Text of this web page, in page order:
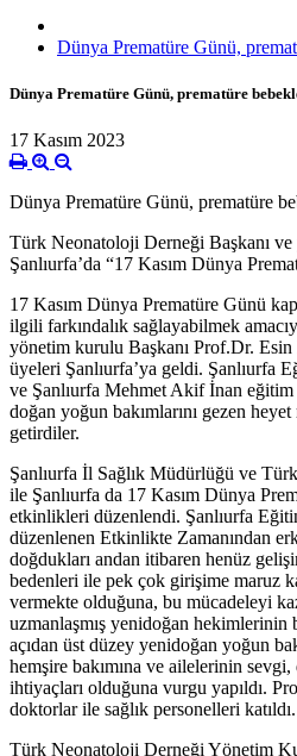
Dünya Prematüre Günü,
Dünya Prematüre Günü, prematüre
17 Kasım 2023
Dünya Prematüre Günü, prematüre
Türk Neonatoloji Derneği Başkanı
Şanlıurfa’da “17 Kasım Dünya
17 Kasım Dünya Prematüre Günü
ilgili farkındalık sağlayabilmek
yönetim kurulu Başkanı Prof.Dr.
üyeleri Şanlıurfa’ya geldi. Şanlıurfa
ve Şanlıurfa Mehmet Akif İnan eğitim
doğan yoğun bakımlarını gezen
getirdiler.
Şanlıurfa İl Sağlık Müdürlüğü ve
ile Şanlıurfa da 17 Kasım Dünya
etkinlikleri düzenlendi. Şanlıurfa
düzenlenen Etkinlikte Zamanından
doğdukları andan itibaren henüz
bedenleri ile pek çok girişime maruz
vermekte olduğuna, bu mücadeleyi
uzmanlaşmış yenidoğan
açıdan üst düzey yenidoğan yoğun
hemşire bakımına ve ailelerinin
ihtiyaçları olduğuna vurgu yapıldı.
doktorlar ile sağlık personelleri katıldı.
Türk Neonatoloji Derneği Yönetim